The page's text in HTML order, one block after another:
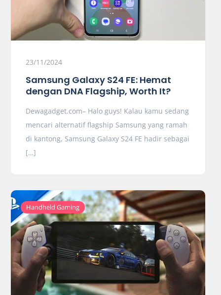
23/11/2024
Samsung Galaxy S24 FE: Hemat
dengan DNA Flagship, Worth It?
Dewagadget.com– Halo guys! Kalau kamu sedang
mencari alternatif flagship Samsung yang ramah
di kantong, Samsung Galaxy S24 FE hadir sebagai
[…]
Handheld Gaming